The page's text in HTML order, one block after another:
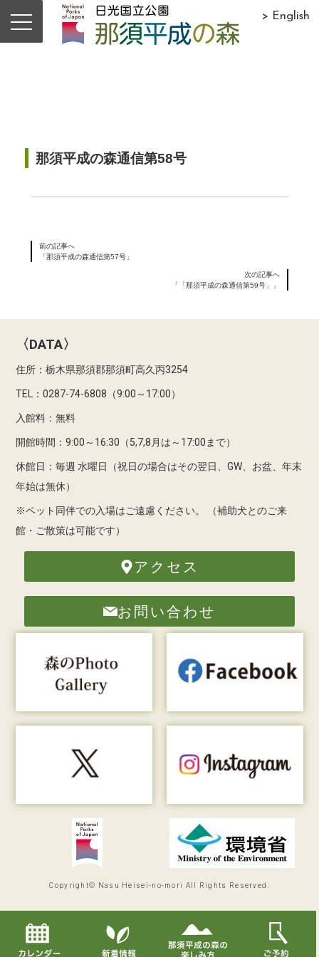
> English
那須平成の森通信第58号
前の記事へ
「那須平成の森通信第57号」
次の記事へ
「「那須平成の森通信第59号」」
〈DATA〉
住所：栃木県那須郡那須町高久丙3254
TEL：0287-74-6808（9:00～17:00）
入館料：無料
開館時間：9:00～16:30（5,7,8月は～17:00まで）
休館日：毎週 水曜日（祝日の場合はその翌日、GW、お盆、年末
年始は無休）
※ペット同伴での入場はご遠慮ください。
（補助犬とのご来
館・ご散策は可能です）
アクセス
お問い合わせ
Copyright© Nasu Heisei-no-mori All Rights Reserved.